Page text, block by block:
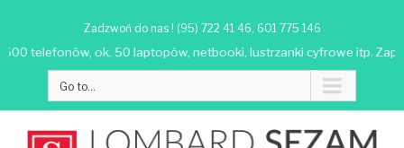
Zadzwoń do nas ! (95) 722 41 46, 601 775 146
telefonów, ok. 50 laptopów, netbooki, lustrzanki cyfrowe itp.
Go to...